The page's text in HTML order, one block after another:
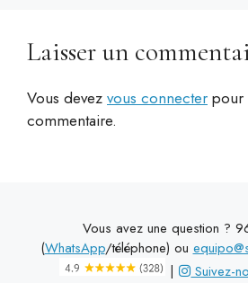
Laisser un
Vous devez vous connecter pour
commentaire.
Vous avez une question ?
(WhatsApp/téléphone) ou
|
Suivez-